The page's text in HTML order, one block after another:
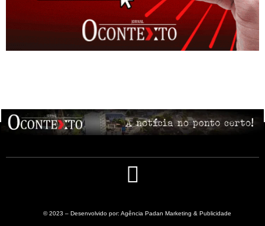
© 2023 – Desenvolvido por: Agência Padan Marketing & Publicidade